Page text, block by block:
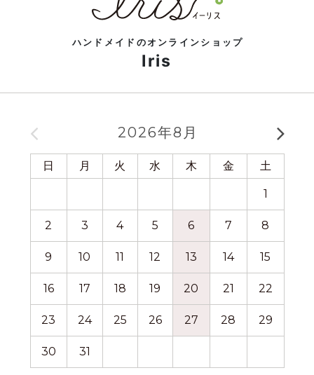
ハンドメイドのオンラインショップ
Iris
2026年8月
日 月 火 水 木 金 土
1
2 3 4 5 6 7 8
9 10 11 12 13 14 15
16 17 18 19 20 21 22
23 24 25 26 27 28 29
30 31